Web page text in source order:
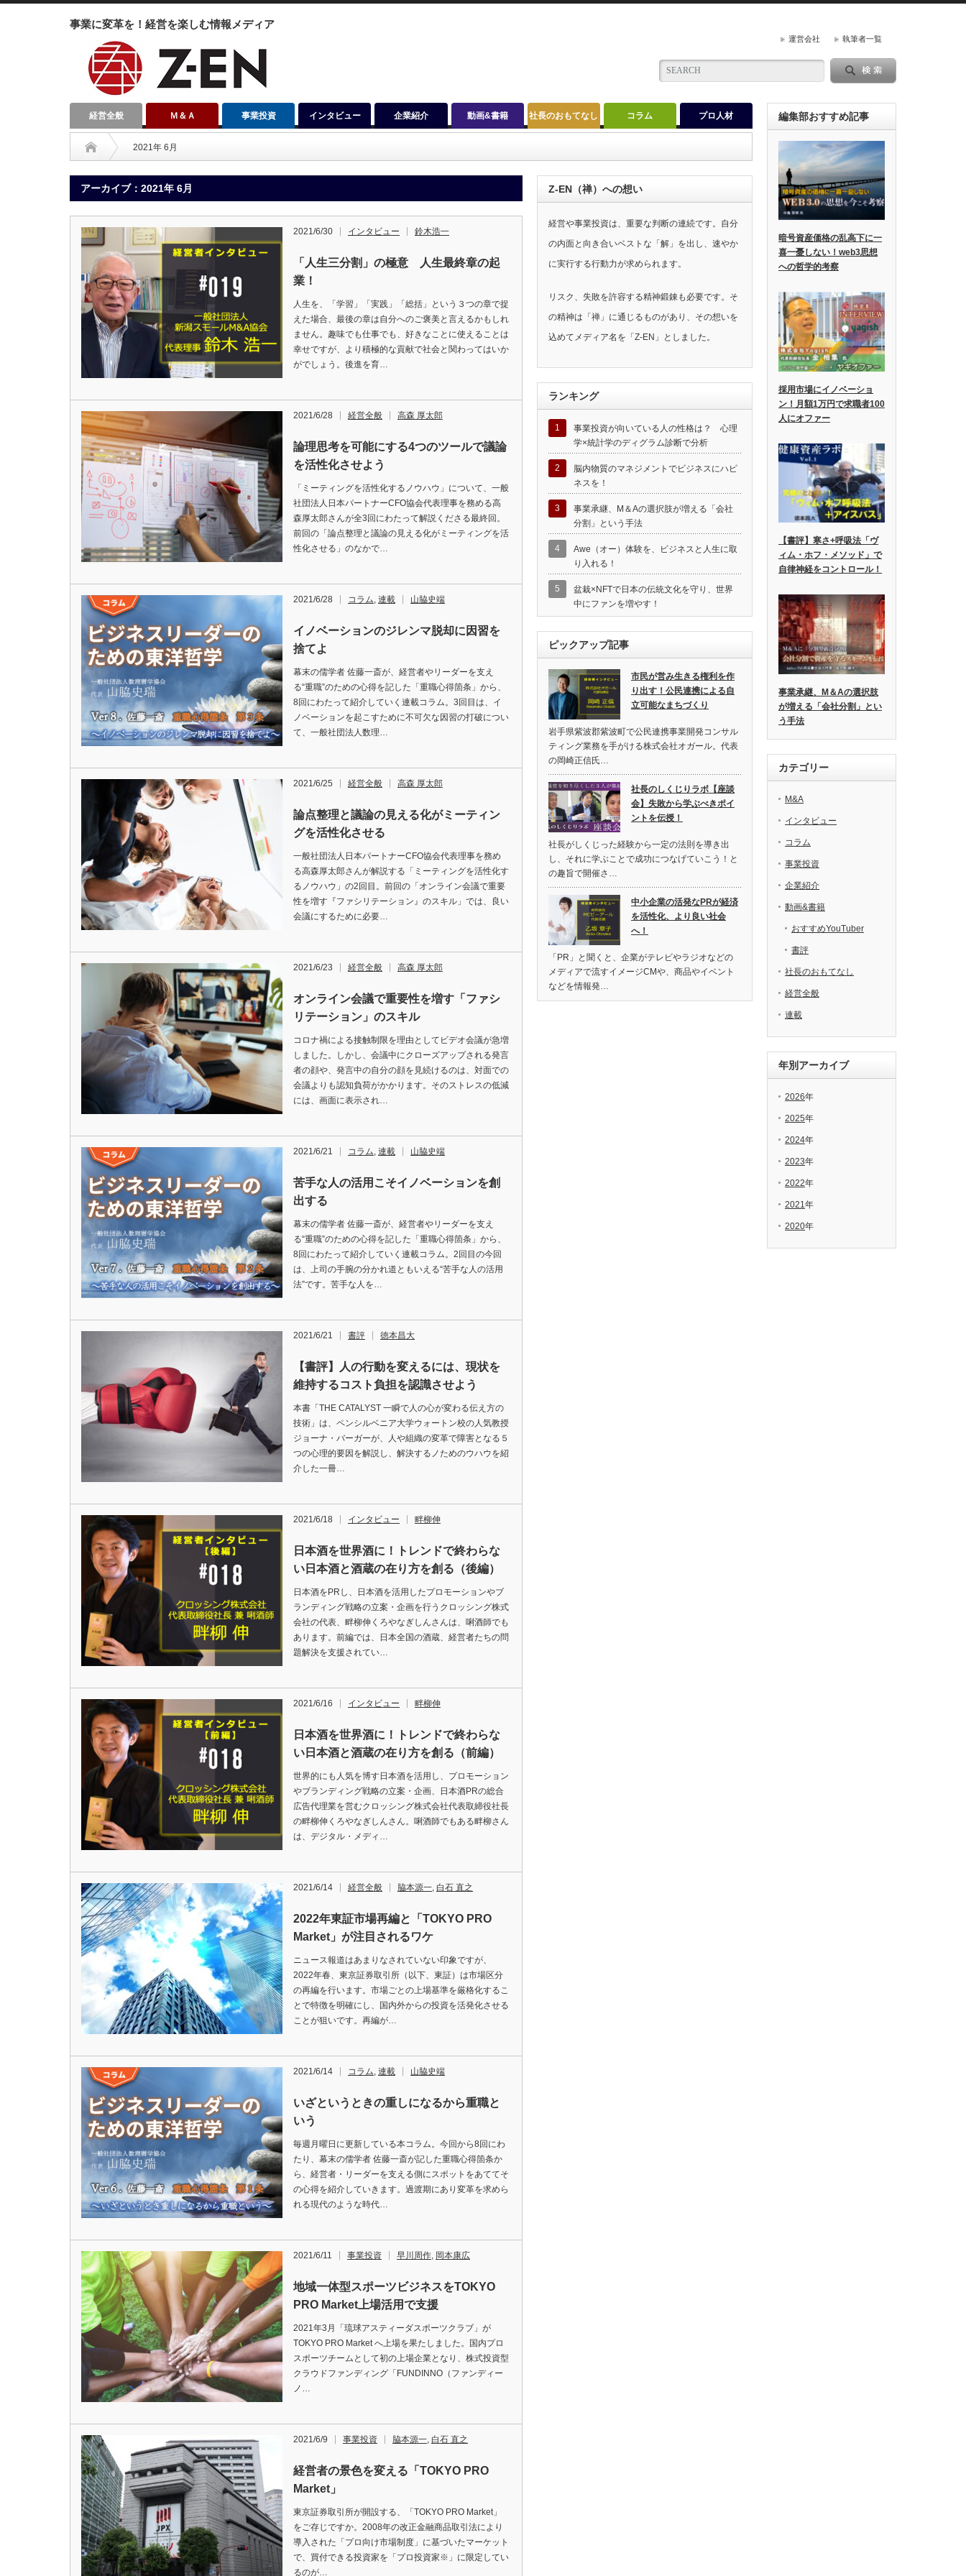
事業に変革を！経営を楽しむ情報メディア
運営会社 執筆者一覧
経営全般 Ｍ＆Ａ 事業投資 インタビュー 企業紹介 動画&書籍 社長のおもてなし コラム プロ人材
2021年 6月
アーカイブ：2021年 6月
2021/6/30 インタビュー 鈴木浩一
「人生三分割」の極意 人生最終章の起
業！
人生を、「学習」「実践」「総括」という３つの章で捉
えた場合、最後の章は自分へのご褒美と言えるかもしれ
ません。趣味でも仕事でも、好きなことに使えることは
幸せですが、より積極的な貢献で社会と関わってはいか
がでしょう。後進を育…
2021/6/28 経営全般 高森 厚太郎
論理思考を可能にする4つのツールで議論
を活性化させよう
「ミーティングを活性化するノウハウ」について、一般
社団法人日本パートナーCFO協会代表理事を務める高
森厚太郎さんが全3回にわたって解説くださる最終回。
前回の「論点整理と議論の見える化がミーティングを活
性化させる」のなかで…
2021/6/28 コラム, 連載 山脇史端
イノベーションのジレンマ脱却に因習を
捨てよ
幕末の儒学者 佐藤一斎が、経営者やリーダーを支え
る“重職”のための心得を記した「重職心得箇条」から、
8回にわたって紹介していく連載コラム。3回目は、イ
ノベーションを起こすために不可欠な因習の打破につい
て、一般社団法人数理…
2021/6/25 経営全般 高森 厚太郎
論点整理と議論の見える化がミーティン
グを活性化させる
一般社団法人日本パートナーCFO協会代表理事を務め
る高森厚太郎さんが解説する「ミーティングを活性化す
るノウハウ」の2回目。前回の「オンライン会議で重要
性を増す『ファシリテーション』のスキル」では、良い
会議にするために必要…
2021/6/23 経営全般 高森 厚太郎
オンライン会議で重要性を増す「ファシ
リテーション」のスキル
コロナ禍による接触制限を理由としてビデオ会議が急増
しました。しかし、会議中にクローズアップされる発言
者の顔や、発言中の自分の顔を見続けるのは、対面での
会議よりも認知負荷がかかります。そのストレスの低減
には、画面に表示され…
2021/6/21 コラム, 連載 山脇史端
苦手な人の活用こそイノベーションを創
出する
幕末の儒学者 佐藤一斎が、経営者やリーダーを支え
る“重職”のための心得を記した「重職心得箇条」から、
8回にわたって紹介していく連載コラム。2回目の今回
は、上司の手腕の分かれ道ともいえる“苦手な人の活用
法”です。苦手な人を…
2021/6/21 書評 徳本昌大
【書評】人の行動を変えるには、現状を
維持するコスト負担を認識させよう
本書「THE CATALYST 一瞬で人の心が変わる伝え方の
技術」は、ペンシルベニア大学ウォートン校の人気教授
ジョーナ・バーガーが、人や組織の変革で障害となる５
つの心理的要因を解説し、解決するノためのウハウを紹
介した一冊…
2021/6/18 インタビュー 畔柳伸
日本酒を世界酒に！トレンドで終わらな
い日本酒と酒蔵の在り方を創る（後編）
日本酒をPRし、日本酒を活用したプロモーションやブ
ランディング戦略の立案・企画を行うクロッシング株式
会社の代表、畔柳伸くろやなぎしんさんは、唎酒師でも
あります。前編では、日本全国の酒蔵、経営者たちの問
題解決を支援されてい…
2021/6/16 インタビュー 畔柳伸
日本酒を世界酒に！トレンドで終わらな
い日本酒と酒蔵の在り方を創る（前編）
世界的にも人気を博す日本酒を活用し、プロモーション
やブランディング戦略の立案・企画、日本酒PRの総合
広告代理業を営むクロッシング株式会社代表取締役社長
の畔柳伸くろやなぎしんさん。唎酒師でもある畔柳さん
は、デジタル・メディ…
2021/6/14 経営全般 脇本源一, 白石 直之
2022年東証市場再編と「TOKYO PRO
Market」が注目されるワケ
ニュース報道はあまりなされていない印象ですが、
2022年春、東京証券取引所（以下、東証）は市場区分
の再編を行います。市場ごとの上場基準を厳格化するこ
とで特徴を明確にし、国内外からの投資を活発化させる
ことが狙いです。再編が…
2021/6/14 コラム, 連載 山脇史端
いざというときの重しになるから重職と
いう
毎週月曜日に更新している本コラム。今回から8回にわ
たり、幕末の儒学者 佐藤一斎が記した重職心得箇条か
ら、経営者・リーダーを支える側にスポットをあててそ
の心得を紹介していきます。過渡期にあり変革を求めら
れる現代のような時代…
2021/6/11 事業投資 早川周作, 岡本康広
地域一体型スポーツビジネスをTOKYO
PRO Market上場活用で支援
2021年3月「琉球アスティーダスポーツクラブ」が
TOKYO PRO Market へ上場を果たしました。国内プロ
スポーツチームとして初の上場企業となり、株式投資型
クラウドファンディング「FUNDINNO（ファンディー
ノ…
2021/6/9 事業投資 脇本源一, 白石 直之
経営者の景色を変える「TOKYO PRO
Market」
東京証券取引所が開設する、「TOKYO PRO Market」
をご存じですか。2008年の改正金融商品取引法により
導入された「プロ向け市場制度」に基づいたマーケット
で、買付できる投資家を「プロ投資家※」に限定してい
るのが…
Z-EN（禅）への想い
経営や事業投資は、重要な判断の連続です。自分
の内面と向き合いベストな「解」を出し、速やか
に実行する行動力が求められます。
リスク、失敗を許容する精神鍛錬も必要です。そ
の精神は「禅」に通じるものがあり、その想いを
込めてメディア名を「Z-EN」としました。
ランキング
1
事業投資が向いている人の性格は？ 心理
学×統計学のディグラム診断で分析
2
脳内物質のマネジメントでビジネスにハピ
ネスを！
3
事業承継、M＆Aの選択肢が増える「会社
分割」という手法
4
Awe（オー）体験を、ビジネスと人生に取
り入れる！
5
盆栽×NFTで日本の伝統文化を守り、世界
中にファンを増やす！
ピックアップ記事
市民が営み生きる権利を作
り出す！公民連携による自
立可能なまちづくり
岩手県紫波郡紫波町で公民連携事業開発コンサル
ティング業務を手がける株式会社オガール。代表
の岡崎正信氏…
社長のしくじりラボ【座談
会】失敗から学ぶべきポイ
ントを伝授！
社長がしくじった経験から一定の法則を導き出
し、それに学ぶことで成功につなげていこう！と
の趣旨で開催さ…
中小企業の活発なPRが経済
を活性化、より良い社会
へ！
「PR」と聞くと、企業がテレビやラジオなどの
メディアで流すイメージCMや、商品やイベント
などを情報発…
編集部おすすめ記事
暗号資産価格の乱高下に一
喜一憂しない！web3思想
への哲学的考察
採用市場にイノベーショ
ン！月額1万円で求職者100
人にオファー
【書評】寒さ+呼吸法「ヴ
ィム・ホフ・メソッド」で
自律神経をコントロール！
事業承継、M＆Aの選択肢
が増える「会社分割」とい
う手法
カテゴリー
M&A
インタビュー
コラム
事業投資
企業紹介
動画&書籍
おすすめYouTuber
書評
社長のおもてなし
経営全般
連載
年別アーカイブ
2026年
2025年
2024年
2023年
2022年
2021年
2020年